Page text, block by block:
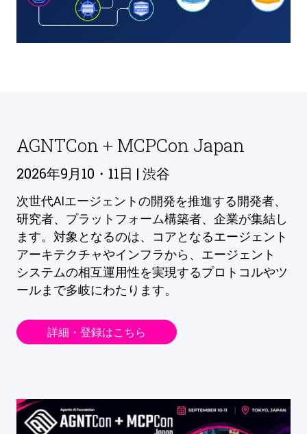
AGNTCon + MCPCon Japan
2026年9月10・11日 | 渋谷
次世代AIエージェントの開発を推進する開発者、
研究者、プラットフォーム構築者、企業が集結し
ます。対象となるのは、コアとなるエージェント
アーキテクチャやインフラから、エージェント
システムの相互運用性を実現するプロトコルやツ
ールまで多岐にわたります。
詳細・登録はこちら